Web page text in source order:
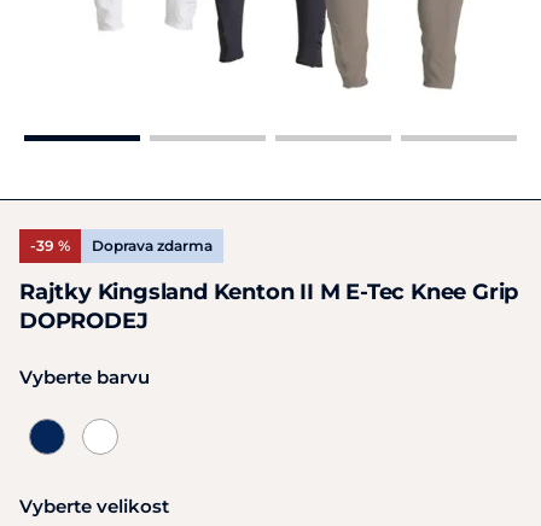
-39 % Doprava zdarma
Rajtky Kingsland Kenton II M E-Tec Knee Grip
DOPRODEJ
Vyberte barvu
Vyberte velikost